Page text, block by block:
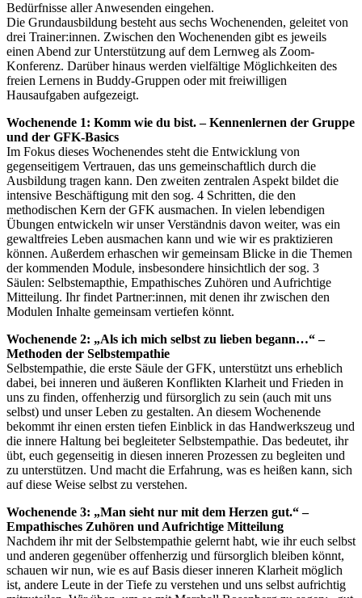
Bedürfnisse aller Anwesenden eingehen.
Die Grundausbildung besteht aus sechs Wochenenden, geleitet von
drei Trainer:innen. Zwischen den Wochenenden gibt es jeweils
einen Abend zur Unterstützung auf dem Lernweg als Zoom-
Konferenz. Darüber hinaus werden vielfältige Möglichkeiten des
freien Lernens in Buddy-Gruppen oder mit freiwilligen
Hausaufgaben aufgezeigt.
Wochenende 1: Komm wie du bist. – Kennenlernen der Gruppe
und der GFK-Basics
Im Fokus dieses Wochenendes steht die Entwicklung von
gegenseitigem Vertrauen, das uns gemeinschaftlich durch die
Ausbildung tragen kann. Den zweiten zentralen Aspekt bildet die
intensive Beschäftigung mit den sog. 4 Schritten, die den
methodischen Kern der GFK ausmachen. In vielen lebendigen
Übungen entwickeln wir unser Verständnis davon weiter, was ein
gewaltfreies Leben ausmachen kann und wie wir es praktizieren
können. Außerdem erhaschen wir gemeinsam Blicke in die Themen
der kommenden Module, insbesondere hinsichtlich der sog. 3
Säulen: Selbstemapthie, Empathisches Zuhören und Aufrichtige
Mitteilung. Ihr findet Partner:innen, mit denen ihr zwischen den
Modulen Inhalte gemeinsam vertiefen könnt.
Wochenende 2: „Als ich mich selbst zu lieben begann…“ –
Methoden der Selbstempathie
Selbstempathie, die erste Säule der GFK, unterstützt uns erheblich
dabei, bei inneren und äußeren Konflikten Klarheit und Frieden in
uns zu finden, offenherzig und fürsorglich zu sein (auch mit uns
selbst) und unser Leben zu gestalten. An diesem Wochenende
bekommt ihr einen ersten tiefen Einblick in das Handwerkszeug und
die innere Haltung bei begleiteter Selbstempathie. Das bedeutet, ihr
übt, euch gegenseitig in diesen inneren Prozessen zu begleiten und
zu unterstützen. Und macht die Erfahrung, was es heißen kann, sich
auf diese Weise selbst zu verstehen.
Wochenende 3: „Man sieht nur mit dem Herzen gut.“ –
Empathisches Zuhören und Aufrichtige Mitteilung
Nachdem ihr mit der Selbstempathie gelernt habt, wie ihr euch selbst
und anderen gegenüber offenherzig und fürsorglich bleiben könnt,
schauen wir nun, wie es auf Basis dieser inneren Klarheit möglich
ist, andere Leute in der Tiefe zu verstehen und uns selbst aufrichtig